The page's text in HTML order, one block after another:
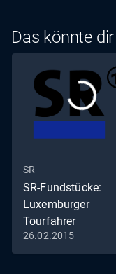
Das könnte
SR
SR-Fundstücke:
Luxemburger
Tourfahrer
26.02.2015